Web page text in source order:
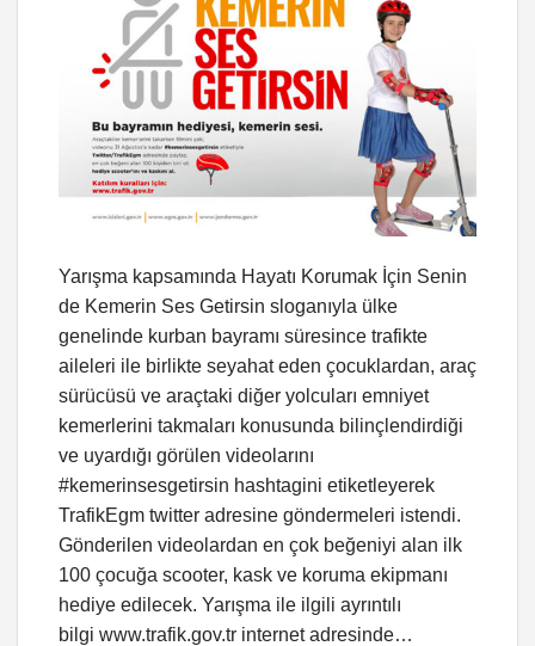
Yarışma kapsamında Hayatı Korumak İçin Senin
de Kemerin Ses Getirsin sloganıyla ülke
genelinde kurban bayramı süresince trafikte
aileleri ile birlikte seyahat eden çocuklardan, araç
sürücüsü ve araçtaki diğer yolcuları emniyet
kemerlerini takmaları konusunda bilinçlendirdiği
ve uyardığı görülen videolarını
#kemerinsesgetirsin hashtagini etiketleyerek
TrafikEgm twitter adresine göndermeleri istendi.
Gönderilen videolardan en çok beğeniyi alan ilk
100 çocuğa scooter, kask ve koruma ekipmanı
hediye edilecek. Yarışma ile ilgili ayrıntılı
bilgi www.trafik.gov.tr internet adresinde…